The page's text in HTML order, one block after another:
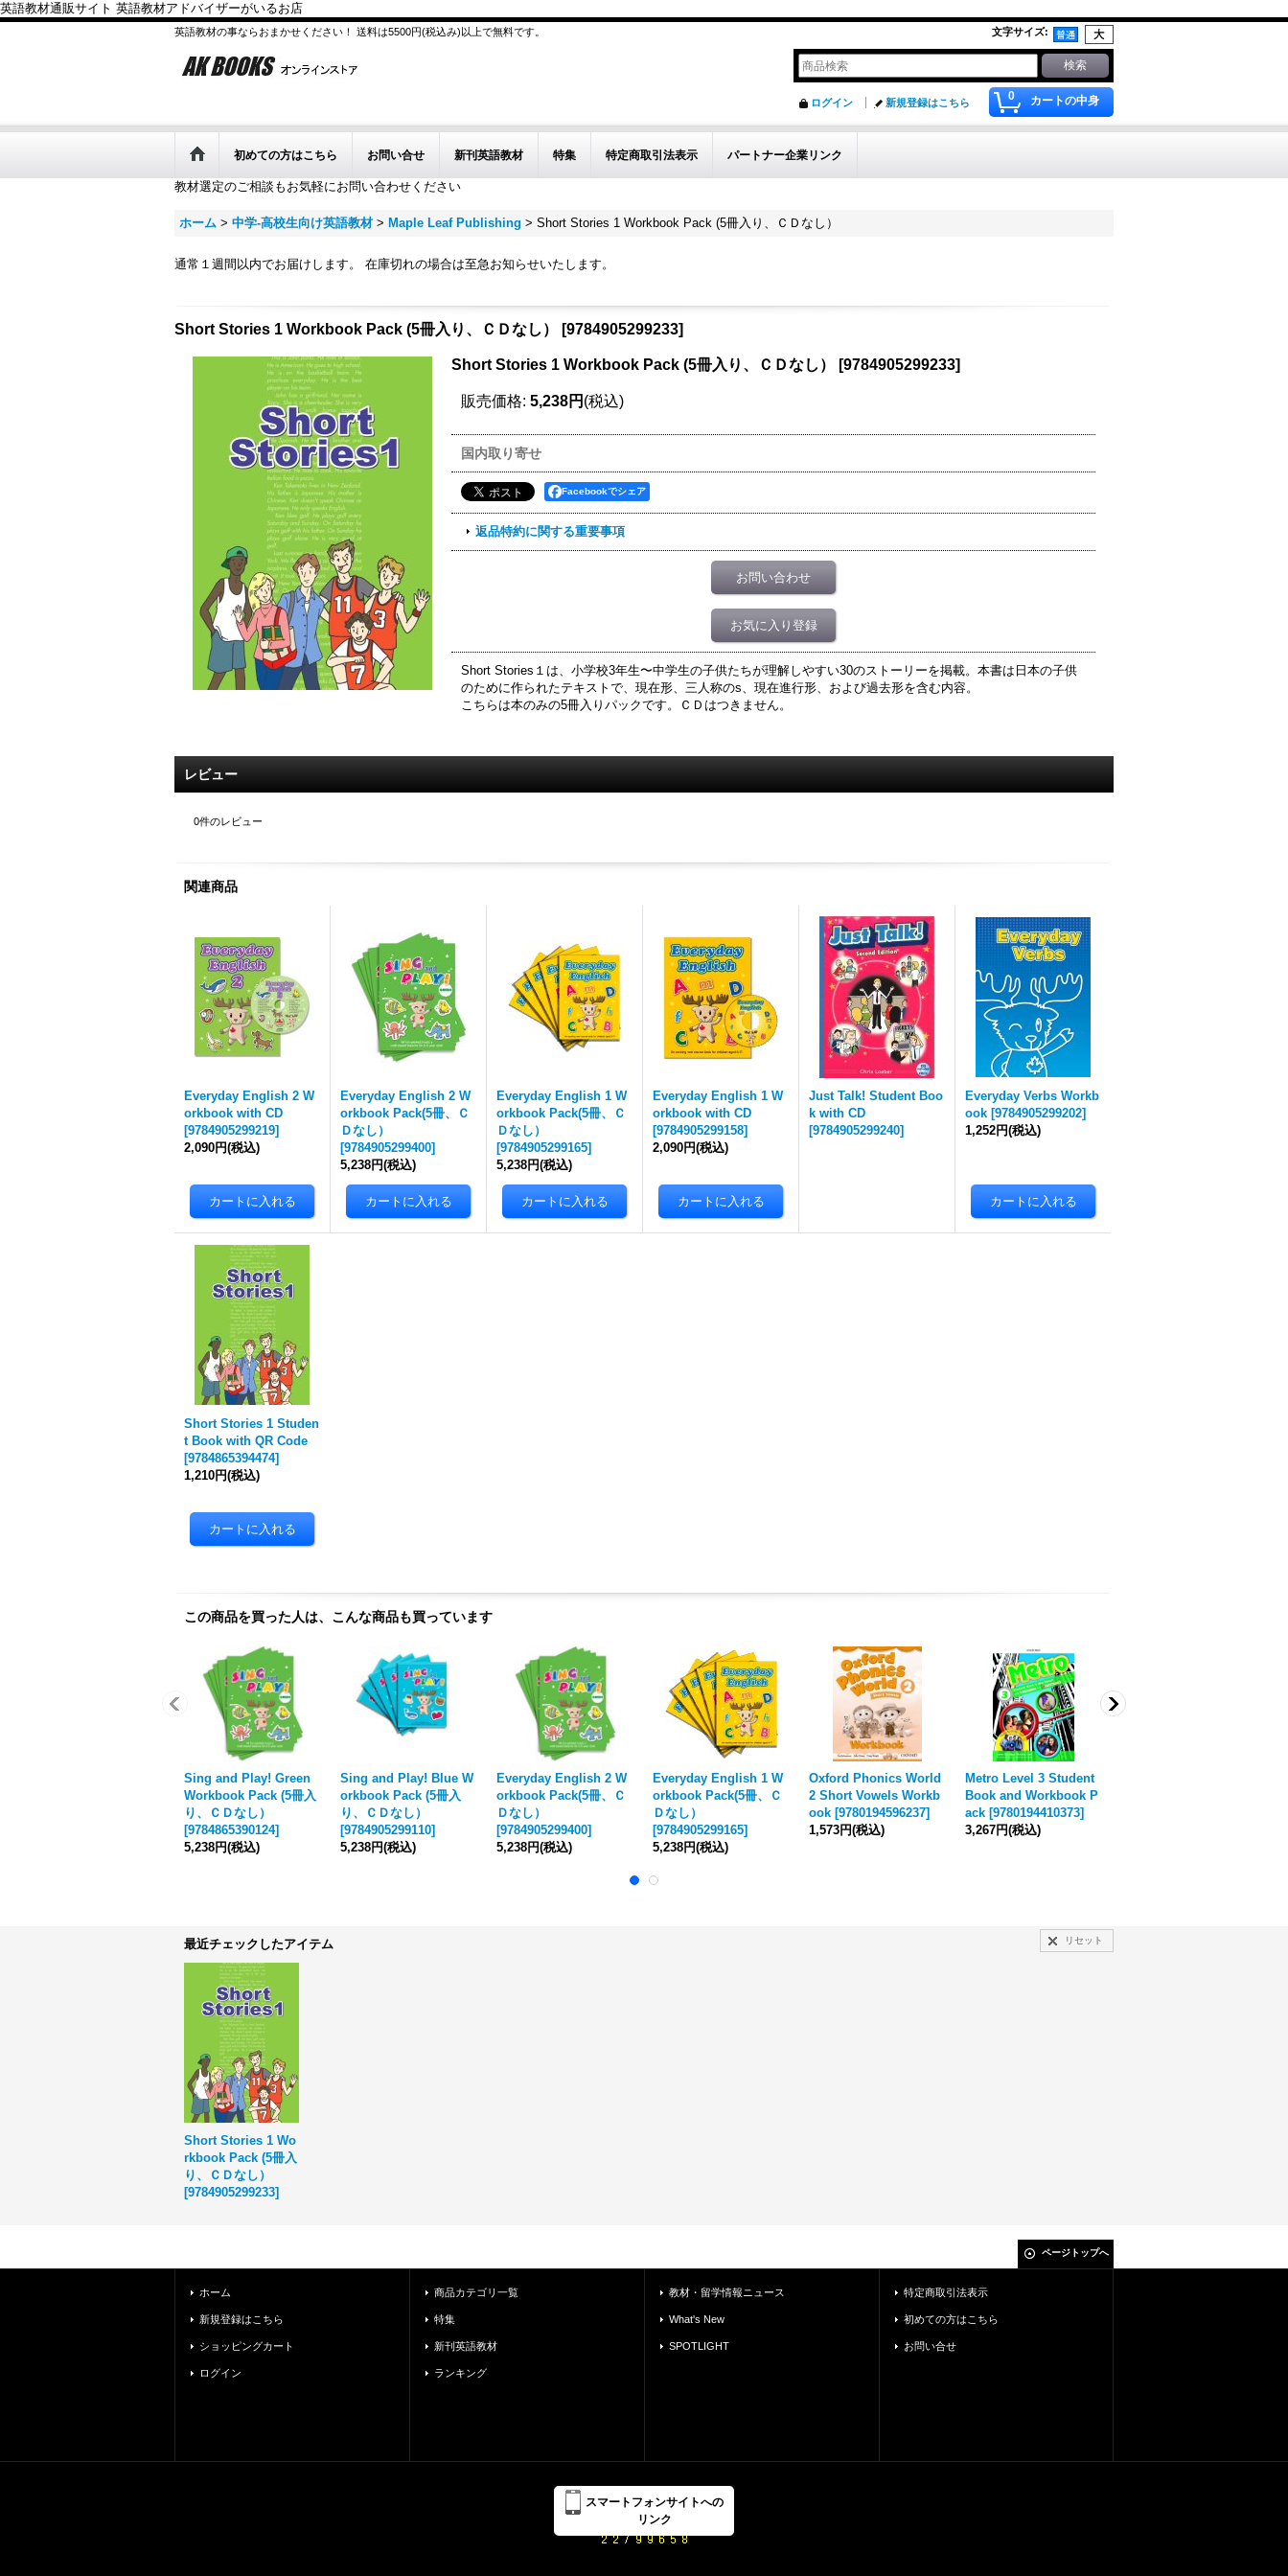
英語教材通販サイト 英語教材アドバイザーがいるお店
英語教材の事ならおまかせください！ 送料は5500円(税込み)以上で無料です。 文字サイズ:
0 カートの中身
ログイン 新規登録はこちら
初めての方はこちら お問い合せ 新刊英語教材 特集 特定商取引法表示 パートナー企業リンク
教材選定のご相談もお気軽にお問い合わせください
ホーム > 中学-高校生向け英語教材 > Maple Leaf Publishing > Short Stories 1 Workbook Pack (5冊入り、ＣＤなし）
通常１週間以内でお届けします。 在庫切れの場合は至急お知らせいたします。
Short Stories 1 Workbook Pack (5冊入り、ＣＤなし） [9784905299233]
Short Stories 1 Workbook Pack (5冊入り、ＣＤなし） [9784905299233]
販売価格: 5,238円 (税込)
国内取り寄せ
Facebookでシェア
返品特約に関する重要事項
お問い合わせ
お気に入り登録
Short Stories１は、小学校3年生〜中学生の子供たちが理解しやすい30のストーリーを掲載。本書は日本の子供
のために作られたテキストで、現在形、三人称のs、現在進行形、および過去形を含む内容。
こちらは本のみの5冊入りパックです。ＣＤはつきません。
レビュー
0件のレビュー
関連商品
Everyday English 2 W
orkbook with CD
[9784905299219]
2,090円(税込)
Everyday English 2 W
orkbook Pack(5冊、Ｃ
Ｄなし）
[9784905299400]
5,238円(税込)
Everyday English 1 W
orkbook Pack(5冊、Ｃ
Ｄなし）
[9784905299165]
5,238円(税込)
Everyday English 1 W
orkbook with CD
[9784905299158]
2,090円(税込)
Just Talk! Student Boo
k with CD
[9784905299240]
Everyday Verbs Workb
ook [9784905299202]
1,252円(税込)
Short Stories 1 Studen
t Book with QR Code
[9784865394474]
1,210円(税込)
この商品を買った人は、こんな商品も買っています
Sing and Play! Green
Workbook Pack (5冊入
り、ＣＤなし）
[9784865390124]
5,238円(税込)
Sing and Play! Blue W
orkbook Pack (5冊入
り、ＣＤなし）
[9784905299110]
5,238円(税込)
Everyday English 2 W
orkbook Pack(5冊、Ｃ
Ｄなし）
[9784905299400]
5,238円(税込)
Everyday English 1 W
orkbook Pack(5冊、Ｃ
Ｄなし）
[9784905299165]
5,238円(税込)
Oxford Phonics World
2 Short Vowels Workb
ook [9780194596237]
1,573円(税込)
Metro Level 3 Student
Book and Workbook P
ack [9780194410373]
3,267円(税込)
最近チェックしたアイテム リセット
Short Stories 1 Wo
rkbook Pack (5冊入
り、ＣＤなし）
[9784905299233]
ページトップへ
ホーム
新規登録はこちら
ショッピングカート
ログイン
商品カテゴリ一覧
特集
新刊英語教材
ランキング
教材・留学情報ニュース
What's New
SPOTLIGHT
特定商取引法表示
初めての方はこちら
お問い合せ
スマートフォンサイトへの
リンク